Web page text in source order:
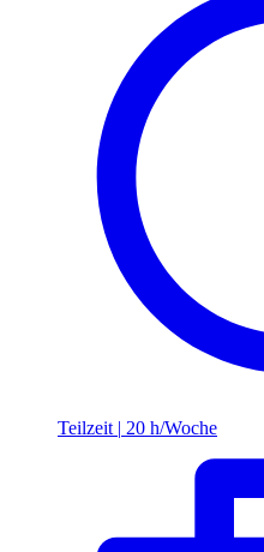
Teilzeit | 20 h/Woche